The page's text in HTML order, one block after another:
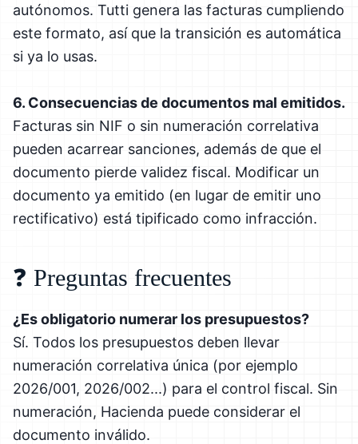
autónomos. Tutti genera las facturas cumpliendo
este formato, así que la transición es automática
si ya lo usas.
6. Consecuencias de documentos mal emitidos.
Facturas sin NIF o sin numeración correlativa
pueden acarrear sanciones, además de que el
documento pierde validez fiscal. Modificar un
documento ya emitido (en lugar de emitir uno
rectificativo) está tipificado como infracción.
❓ Preguntas frecuentes
¿Es obligatorio numerar los presupuestos?
Sí. Todos los presupuestos deben llevar
numeración correlativa única (por ejemplo
2026/001, 2026/002...) para el control fiscal. Sin
numeración, Hacienda puede considerar el
documento inválido.